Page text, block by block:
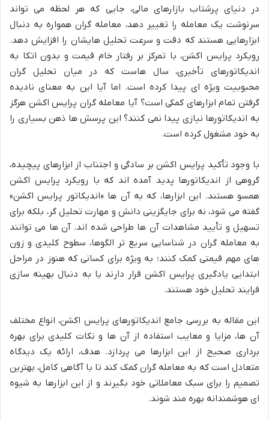
در دنیای پرشتاب بازارهای مالی، جایی که هر لحظه می تواند
سرنوشت یک معامله را تغییر دهد، معامله گران همواره به دنبال
ابزارهایی هستند که دقت و سرعت تحلیل هایشان را افزایش دهد.
رویکرد پرایس اکشن، با تمرکز بر رفتار خام قیمت و بدون اتکا به
اندیکاتورهای تأخیری، سال هاست که در میان تحلیل گران
محبوبیت ویژه ای پیدا کرده است. اما آیا این به معنای نادیده
گرفتن تمام ابزارهای کمکی است؟ آیا معامله گران پرایس اکشن هرگز
به اندیکاتورها نیازی پیدا نمی کنند؟ این پرسش ها ذهن بسیاری را
به خود مشغول کرده است.
با وجود تأکید پرایس اکشن بر سادگی و اجتناب از ابزارهای پیچیده،
گروهی از اندیکاتورها پدید آمده اند که با رویکرد پرایس اکشن
همسو هستند. این ابزارها، که به آن ها «اندیکاتور پرایس اکشن»
گفته می شود، نه برای جایگزینی دانش و مهارت تحلیل گر، بلکه برای
تسهیل و تأیید مشاهدات آن ها طراحی شده اند. آن ها می توانند
به معامله گران در شناسایی سریع تر الگوها، سطوح کلیدی و زون
های مهم قیمتی کمک کنند؛ به ویژه برای کسانی که هنوز در مراحل
ابتدایی یادگیری پرایس اکشن قرار دارند یا به دنبال بهینه سازی
فرایند تحلیل خود هستند.
این مقاله به بررسی جامع اندیکاتورهای پرایس اکشن، انواع مختلف
آن ها، مزایا و معایب استفاده از آن ها و نکات کلیدی برای بهره
برداری صحیح از این ابزارها می پردازد. هدف، ارائه یک دیدگاه
متعادل است که به معامله گران کمک کند تا با آگاهی کامل، بهترین
تصمیم را برای سبک معاملاتی خود بگیرند و از این ابزارها به شیوه
ای هوشمندانه بهره مند شوند.